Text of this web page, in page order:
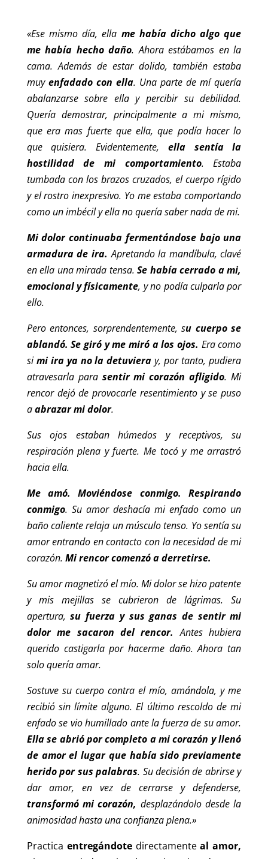
«Ese mismo día, ella me había dicho algo que
me había hecho daño. Ahora estábamos en la
cama. Además de estar dolido, también estaba
muy enfadado con ella. Una parte de mí quería
abalanzarse sobre ella y percibir su debilidad.
Quería demostrar, principalmente a mi mismo,
que era mas fuerte que ella, que podía hacer lo
que quisiera. Evidentemente, ella sentía la
hostilidad de mi comportamiento. Estaba
tumbada con los brazos cruzados, el cuerpo rígido
y el rostro inexpresivo. Yo me estaba comportando
como un imbécil y ella no quería saber nada de mi.
Mi dolor continuaba fermentándose bajo una
armadura de ira. Apretando la mandíbula, clavé
en ella una mirada tensa.Se había cerrado a mi,
emocional y físicamente, y no podía culparla por
ello.
Pero entonces, sorprendentemente, su cuerpo se
ablandó. Se giró y me miró a los ojos. Era como
simi ira ya no la detuviera y, por tanto, pudiera
atravesarla para sentir mi corazón afligido. Mi
rencor dejó de provocarle resentimiento y se puso
aabrazar mi dolor.
Sus ojos estaban húmedos y receptivos, su
respiración plena y fuerte. Me tocó y me arrastró
hacia ella.
Me amó. Moviéndose conmigo. Respirando
conmigo. Su amor deshacía mi enfado como un
baño caliente relaja un músculo tenso. Yo sentía su
amor entrando en contacto con la necesidad de mi
corazón. Mi rencor comenzó a derretirse.
Su amor magnetizó el mío. Mi dolor se hizo patente
y mis mejillas se cubrieron de lágrimas. Su
apertura,su fuerza y sus ganas de sentir mi
dolor me sacaron del rencor. Antes hubiera
querido castigarla por hacerme daño. Ahora tan
solo quería amar.
Sostuve su cuerpo contra el mío, amándola, y me
recibió sin límite alguno. El último rescoldo de mi
enfado se vio humillado ante la fuerza de su amor.
Ella se abrió por completo a mi corazón y llenó
de amor el lugar que había sido previamente
herido por sus palabras. Su decisión de abrirse y
dar amor, en vez de cerrarse y defenderse,
transformó mi corazón, desplazándolo desde la
animosidad hasta una confianza plena.»
Practica entregándotedirectamenteal amor,